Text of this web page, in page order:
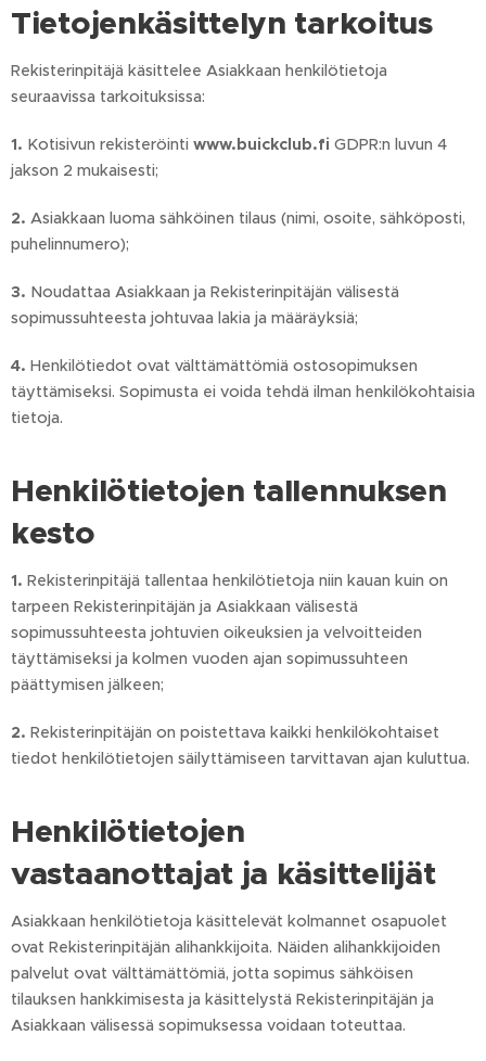
Tietojenkäsittelyn tarkoitus
Rekisterinpitäjä käsittelee Asiakkaan henkilötietoja
seuraavissa tarkoituksissa:
1. Kotisivun rekisteröinti www.buickclub.fi GDPR:n luvun 4
jakson 2 mukaisesti;
2. Asiakkaan luoma sähköinen tilaus (nimi, osoite, sähköposti,
puhelinnumero);
3. Noudattaa Asiakkaan ja Rekisterinpitäjän välisestä
sopimussuhteesta johtuvaa lakia ja määräyksiä;
4. Henkilötiedot ovat välttämättömiä ostosopimuksen
täyttämiseksi. Sopimusta ei voida tehdä ilman henkilökohtaisia
tietoja.
Henkilötietojen tallennuksen
kesto
1. Rekisterinpitäjä tallentaa henkilötietoja niin kauan kuin on
tarpeen Rekisterinpitäjän ja Asiakkaan välisestä
sopimussuhteesta johtuvien oikeuksien ja velvoitteiden
täyttämiseksi ja kolmen vuoden ajan sopimussuhteen
päättymisen jälkeen;
2. Rekisterinpitäjän on poistettava kaikki henkilökohtaiset
tiedot henkilötietojen säilyttämiseen tarvittavan ajan kuluttua.
Henkilötietojen
vastaanottajat ja käsittelijät
Asiakkaan henkilötietoja käsittelevät kolmannet osapuolet
ovat Rekisterinpitäjän alihankkijoita. Näiden alihankkijoiden
palvelut ovat välttämättömiä, jotta sopimus sähköisen
tilauksen hankkimisesta ja käsittelystä Rekisterinpitäjän ja
Asiakkaan välisessä sopimuksessa voidaan toteuttaa.